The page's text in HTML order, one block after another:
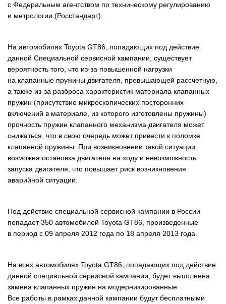
с Федеральным агентством по техническому регулированию
и метрологии (Росстандарт).
На автомобилях Toyota GT86, попадающих под действие
данной Cпециальной сервисной кампании, существует
вероятность того, что из-за повышенной нагрузки
на клапанные пружины двигателя, превышающей рассчетную,
а также из-за разброса характеристик материала клапанных
пружин (присутствие микроскопических посторонних
включений в материале, из которого изготовлены пружины)
прочность пружин клапанного механизма двигателя может
снижаться, что в свою очередь может привести к поломке
клапанной пружины. При возникновении такой ситуации
возможна остановка двигателя на ходу и невозможность
запуска двигателя, что повышает риск возникновения
аварийной ситуации.
Под действие специальной сервисной кампании в России
попадает 350 автомобилей Toyota GT86, произведенные
в период с 09 апреля 2012 года по 18 апреля 2013 года.
На всех автомобилях Toyota GT86, попадающих под действие
данной специальной сервисной кампании, будет выполнена
замена клапанных пружин на модернизированные.
Все работы в рамках данной кампании будут бесплатными